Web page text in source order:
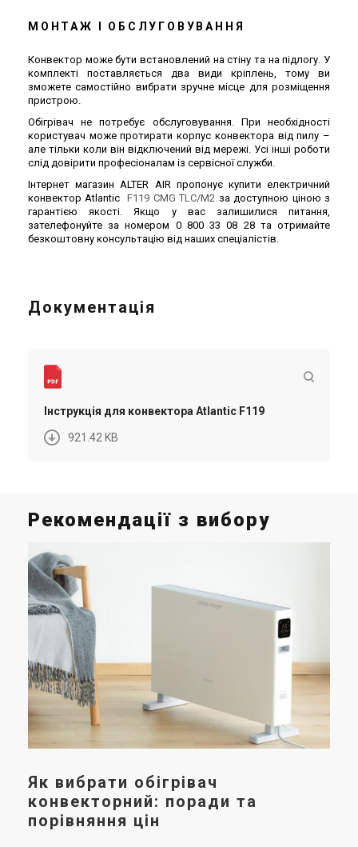
МОНТАЖ І ОБСЛУГОВУВАННЯ
Конвектор може бути встановлений на стіну та на підлогу. У
комплекті поставляється два види кріплень, тому ви
зможете самостійно вибрати зручне місце для розміщення
пристрою.
Обігрівач не потребує обслуговування. При необхідності
користувач може протирати корпус конвектора від пилу –
але тільки коли він відключений від мережі. Усі інші роботи
слід довірити професіоналам із сервісної служби.
Інтернет магазин ALTER AIR пропонує купити електричний
конвектор Atlantic
F119 CMG TLC/M2 за доступною ціною з
гарантією якості. Якщо у вас залишилися питання,
зателефонуйте за номером 0 800 33 08 28 та отримайте
безкоштовну консультацію від наших спеціалістів.
Документація
Інструкція для конвектора Atlantic F119
921.42 KB
Рекомендації з вибору
Як вибрати обігрівач
конвекторний: поради та
порівняння цін